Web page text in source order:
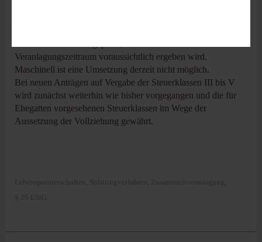
Veranlagungszeitraum voraussichtlich ergeben wird.
Maschinell ist eine Umsetzung derzeit nicht möglich.
Bei neuen Anträgen auf Vergabe der Steuerklassen III bis V
wird zunächst weiterhin wie bisher vorgegangen und die für
Ehegatten vorgesehenen Steuerklassen im Wege der
Aussetzung der Vollziehung gewährt.
Lebenspartnerschaften , Splittingverfahren , Zusammenveranlagung ,
§ 26 EStG